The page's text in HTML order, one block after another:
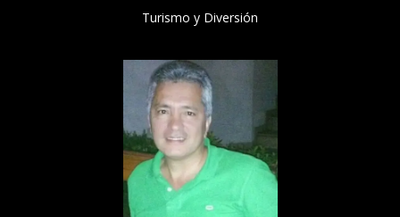
Turismo y Diversión